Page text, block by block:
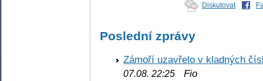
Diskutovat
Poslední zprávy
Zámoří uzavřelo v kladných
07.08. 22:25 Fio